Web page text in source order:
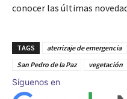
conocer las últimas
TAGS aterrizaje de emergencia
San Pedro de la Paz
vegetación
Síguenos en